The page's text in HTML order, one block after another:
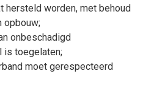
hersteld worden, met behoud
opbouw;
onbeschadigd
is toegelaten;
moet gerespecteerd